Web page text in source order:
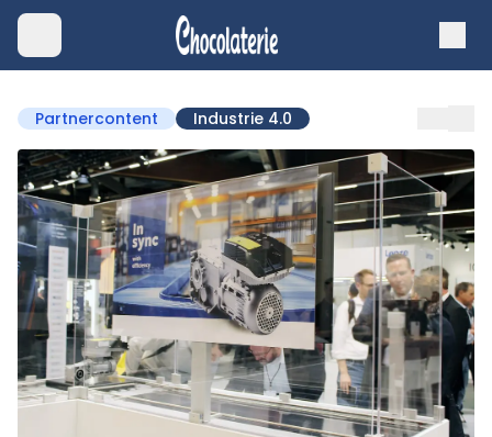
Partnercontent Industrie 4.0